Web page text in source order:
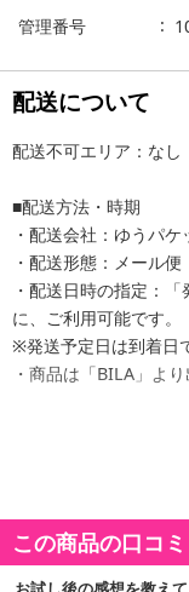
管理番号
配送について
配送不可エリア：なし
■配送方法・時期
・配送会社：ゆうパケ
・配送形態：メール便
・配送日時の指定：
に、ご利用可能です。
※発送予定日は到着日
・商品は「BILA」より
この商品の口コミ